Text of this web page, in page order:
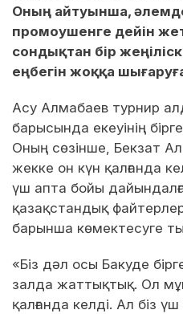
Оның айтуынша,
промоушенге дейін
сондықтан бір
еңбегін жоққа
Асу Алмабаев турнир
барысында екеуінің
Оның сөзінше, Бекзат
жекке он күн қалғанда
үш апта бойы
қазақстандық
барынша көмектесуге
«Біз дәл осы Бакуде
залда жаттықтық. Ол
қалғанда келді. Ал біз